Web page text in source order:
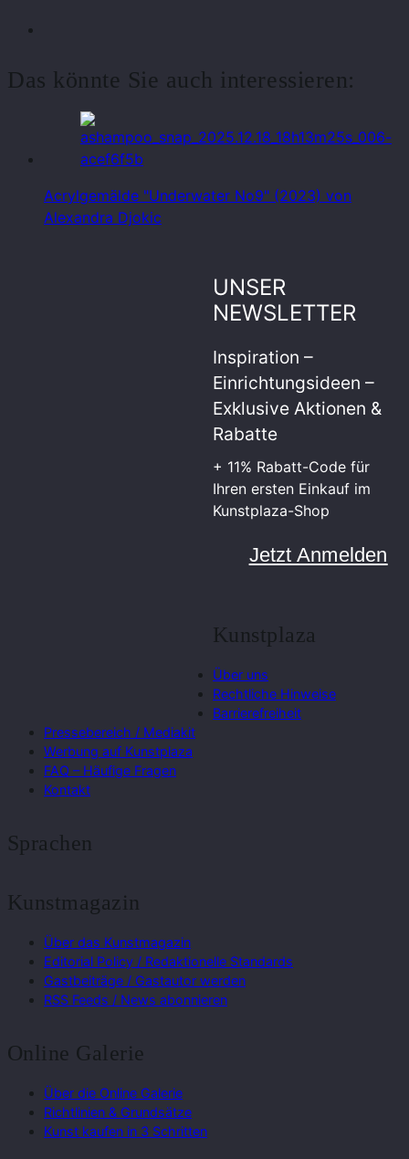
Das könnte Sie auch interessieren:
Acrylgemälde "Underwater No9" (2023) von
Alexandra Djokic
UNSER
NEWSLETTER
Inspiration –
Einrichtungsideen –
Exklusive Aktionen &
Rabatte
+ 11% Rabatt-Code für
Ihren ersten Einkauf im
Kunstplaza-Shop
Jetzt Anmelden
Kunstplaza
Über uns
Rechtliche Hinweise
Barrierefreiheit
Pressebereich / Mediakit
Werbung auf Kunstplaza
FAQ – Häufige Fragen
Kontakt
Sprachen
Kunstmagazin
Über das Kunstmagazin
Editorial Policy / Redaktionelle Standards
Gastbeiträge / Gastautor werden
RSS Feeds / News abonnieren
Online Galerie
Über die Online Galerie
Richtlinien & Grundsätze
Kunst kaufen in 3 Schritten